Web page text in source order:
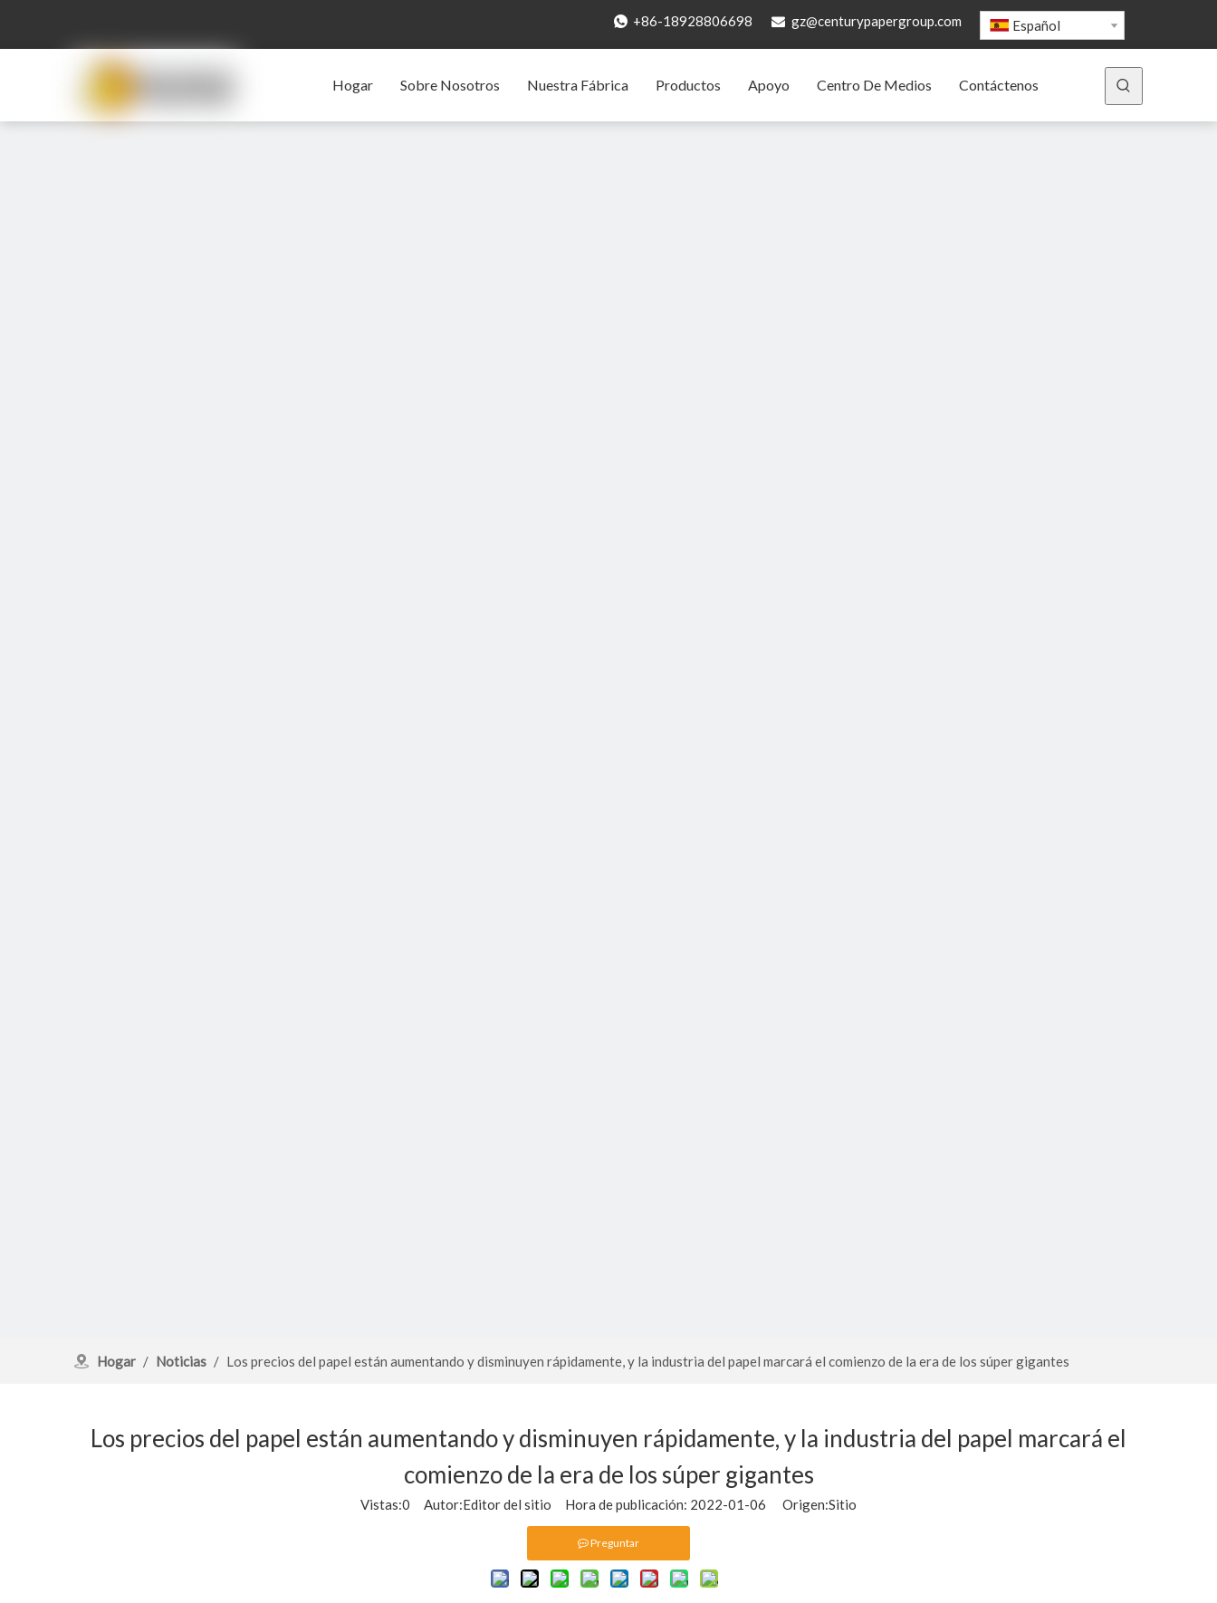
 +86-18928806698  gz@centurypapergroup.com Español
Hogar Sobre Nosotros Nuestra Fábrica Productos Apoyo Centro De Medios Contáctenos
Hogar / Noticias / Los precios del papel están aumentando y disminuyen rápidamente, y la industria del papel marcará el comienzo de la era de los súper gigantes
Los precios del papel están aumentando y disminuyen rápidamente, y la industria del papel marcará el
comienzo de la era de los súper gigantes
Vistas:0 Autor:Editor del sitio Hora de publicación: 2022-01-06 Origen:Sitio
Preguntar